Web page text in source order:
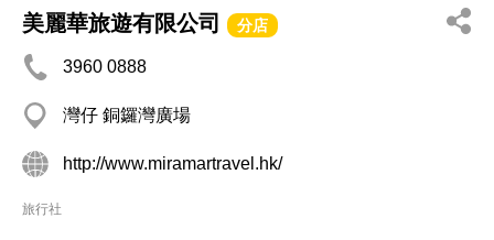
美麗華旅遊有限公司 分店
3960 0888
灣仔 銅鑼灣廣場
http://www.miramartravel.hk/
旅行社